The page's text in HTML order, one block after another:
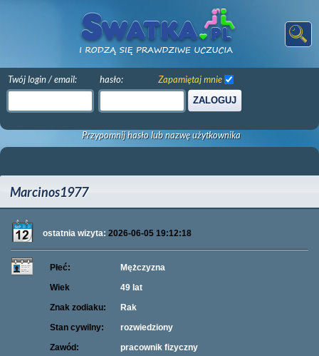
Twój login / email: hasło:
ZALOGUJ
Zapamiętaj mnie
Przypomnij hasło lub nazwę użytkownika
Marcinos1977
ostatnia wizyta: 2026-06-05 19:12:18
Płeć:
Mężczyzna
Wiek
49 lat
Znak zodiaku:
Rak
Stan cywilny:
rozwiedziony
Zawód:
pracownik fizyczny